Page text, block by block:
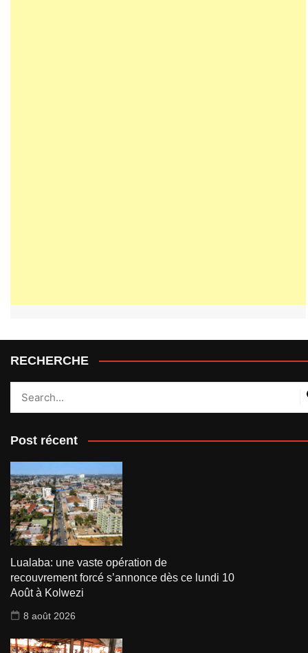
RECHERCHE
Post récent
Lualaba: une vaste opération de
recouvrement forcé s’annonce dès ce lundi 10
Août à Kolwezi
8 août 2026